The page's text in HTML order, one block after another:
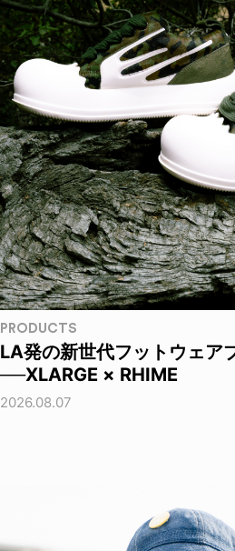
PRODUCTS
LA発の新世代フットウェア
──XLARGE × RHIME
2026.08.07